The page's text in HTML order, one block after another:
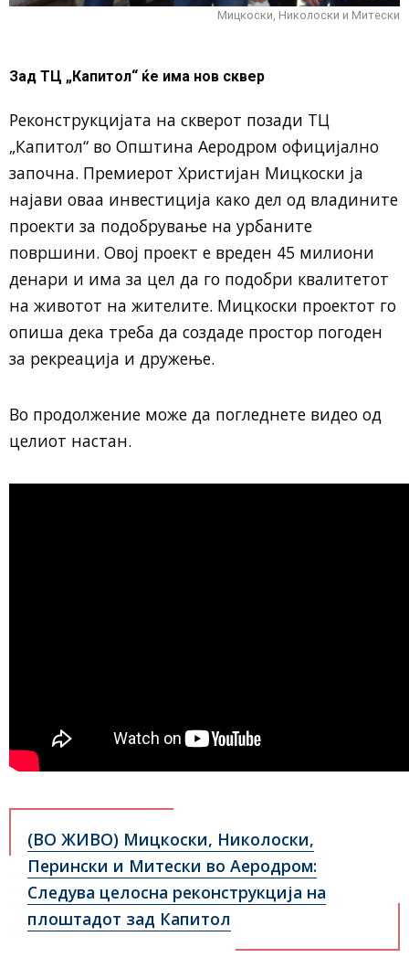
Мицкоски, Николоски и Митески
Зад ТЦ „Капитол“ ќе има нов сквер
Реконструкцијата на скверот позади ТЦ
„Капитол“ во Општина Аеродром официјално
започна. Премиерот Христијан Мицкоски ја
најави оваа инвестиција како дел од владините
проекти за подобрување на урбаните
површини. Овој проект е вреден 45 милиони
денари и има за цел да го подобри квалитетот
на животот на жителите. Мицкоски проектот го
опиша дека треба да создаде простор погоден
за рекреација и дружење.
Во продолжение може да погледнете видео од
целиот настан.
(ВО ЖИВО) Мицкоски, Николоски,
Перински и Митески во Аеродром:
Следува целосна реконструкција на
плоштадот зад Капитол